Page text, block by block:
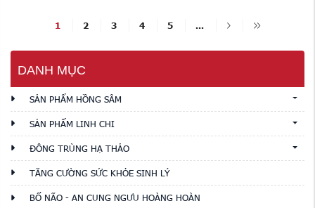
1 2 3 4 5 ...
DANH MỤC
SẢN PHẨM HỒNG SÂM
SẢN PHẨM LINH CHI
ĐÔNG TRÙNG HẠ THẢO
TĂNG CƯỜNG SỨC KHỎE SINH LÝ
BỔ NÃO - AN CUNG NGƯU HOÀNG HOÀN